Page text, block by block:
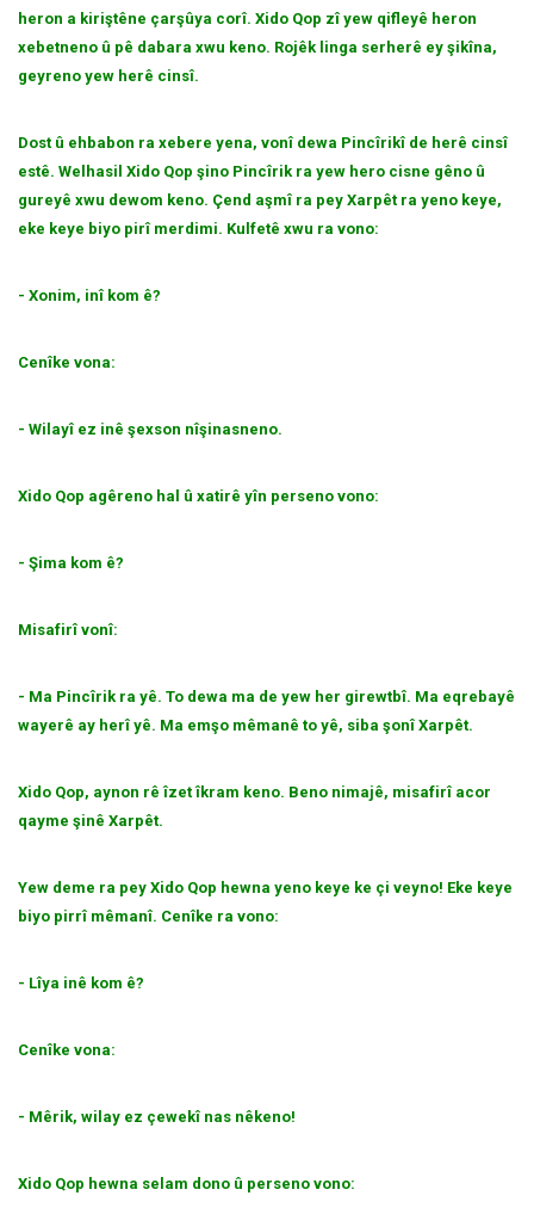
heron a kiriştêne çarşûya corî. Xido Qop zî yew qifleyê heron
xebetneno û pê dabara xwu keno. Rojêk linga serherê ey şikîna,
geyreno yew herê cinsî.
Dost û ehbabon ra xebere yena, vonî dewa Pincîrikî de herê cinsî
estê. Welhasil Xido Qop şino Pincîrik ra yew hero cisne gêno û
gureyê xwu dewom keno. Çend aşmî ra pey Xarpêt ra yeno keye,
eke keye biyo pirî merdimi. Kulfetê xwu ra vono:
- Xonim, inî kom ê?
Cenîke vona:
- Wilayî ez inê şexson nîşinasneno.
Xido Qop agêreno hal û xatirê yîn perseno vono:
- Şima kom ê?
Misafirî vonî:
- Ma Pincîrik ra yê. To dewa ma de yew her girewtbî. Ma eqrebayê
wayerê ay herî yê. Ma emşo mêmanê to yê, siba şonî Xarpêt.
Xido Qop, aynon rê îzet îkram keno. Beno nimajê, misafirî acor
qayme şinê Xarpêt.
Yew deme ra pey Xido Qop hewna yeno keye ke çi veyno! Eke keye
biyo pirrî mêmanî. Cenîke ra vono:
- Lîya inê kom ê?
Cenîke vona:
- Mêrik, wilay ez çewekî nas nêkeno!
Xido Qop hewna selam dono û perseno vono: